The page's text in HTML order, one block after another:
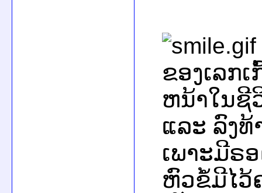
ຂອງເລກ
ຫນ້າໃນຊີ
ແລະ ລົງ
ເພາະມີຣ
ຫົວຂໍ້ມີໄວ້